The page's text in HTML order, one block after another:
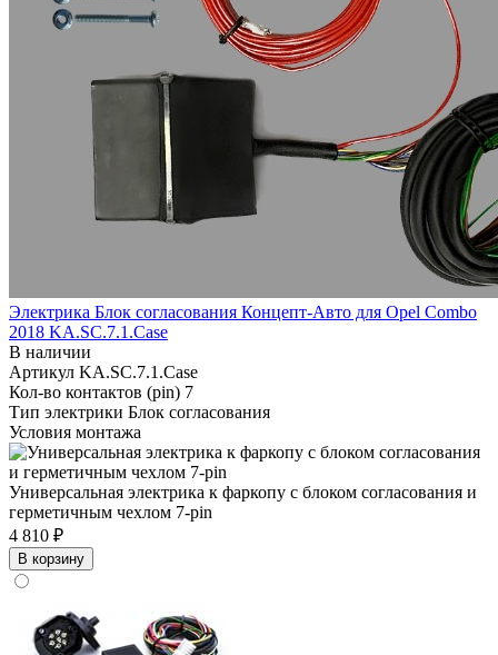
Электрика Блок согласования Концепт-Авто для Opel Combo
2018 KA.SC.7.1.Case
В наличии
Артикул KA.SC.7.1.Case
Кол-во контактов (pin) 7
Тип электрики Блок согласования
Условия монтажа
Универсальная электрика к фаркопу с блоком согласования и
герметичным чехлом 7-pin
4 810 ₽
В корзину